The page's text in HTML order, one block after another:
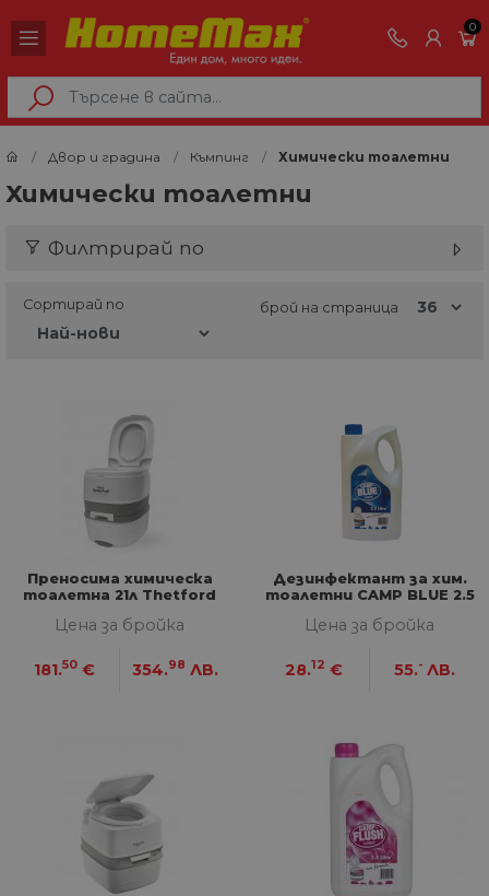
0
Двор и градина Къмпинг Химически тоалетни
Химически тоалетни
Филтрирай по
Сортирай по брой на страница
Преносима химическa
тоалетна 21л Thetford
Цена за бройка
181.50 € 354.98 ЛВ.
Дезинфектант за хим.
тоалетни CAMP BLUE 2.5
Цена за бройка
28.12 € 55.- ЛВ.